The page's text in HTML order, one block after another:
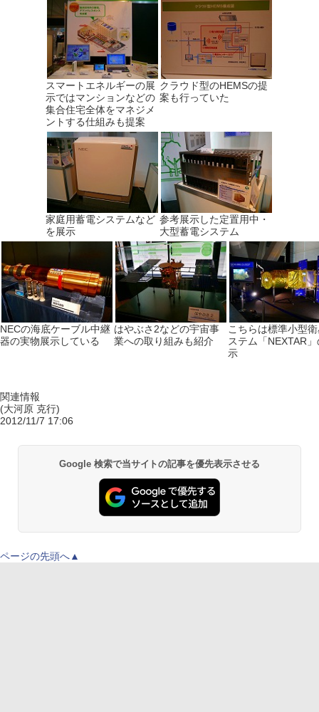
スマートエネルギーの展
示ではマンションなどの
集合住宅全体をマネジメ
ントする仕組みも提案
クラウド型のHEMSの提
案も行っていた
家庭用蓄電システムなど
を展示
参考展示した定置用中・
大型蓄電システム
NECの海底ケーブル中継
器の実物展示している
はやぶさ2などの宇宙事
業への取り組みも紹介
こちらは標準小型
ステム「NEXTAR
示
関連情報
(大河原 克行)
2012/11/7 17:06
Google 検索で当サイトの記事を優先表示させる
ページの先頭へ▲